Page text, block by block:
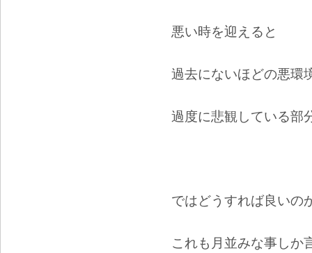
悪い時を迎えると
過去にないほどの悪環
過度に悲観している部
ではどうすれば良いの
これも月並みな事しか